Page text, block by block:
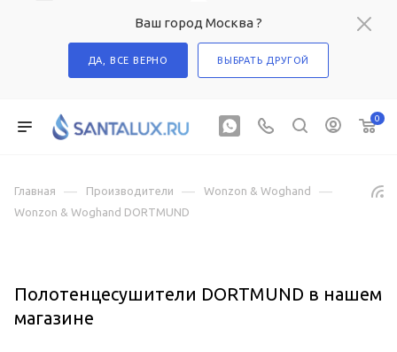
Ваш город Москва ?
ДА, ВСЕ ВЕРНО ВЫБРАТЬ ДРУГОЙ
0
Главная — Производители — Wonzon & Woghand —
Wonzon & Woghand DORTMUND
Полотенцесушители DORTMUND в нашем
магазине